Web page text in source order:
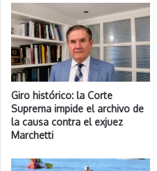
Giro histórico: la Corte
Suprema impide el archivo de
la causa contra el exjuez
Marchetti